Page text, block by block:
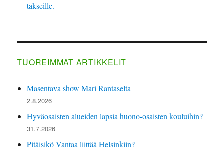
takseille.
TUOREIMMAT ARTIKKELIT
Masentava show Mari Rantaselta
2.8.2026
Hyväosaisten alueiden lapsia huono-osaisten kouluihin?
31.7.2026
Pitäisikö Vantaa liittää Helsinkiin?